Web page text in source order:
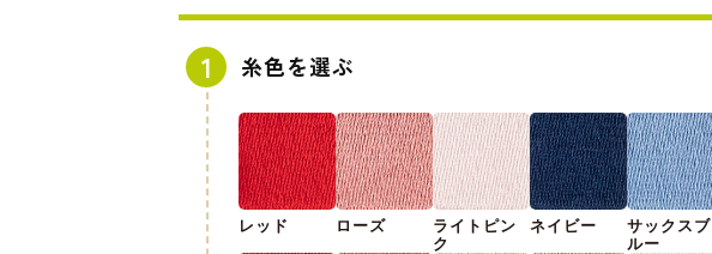
糸色を選ぶ
レッド ローズ
ライトピン
ク
ネイビー
サックスブ
ルー